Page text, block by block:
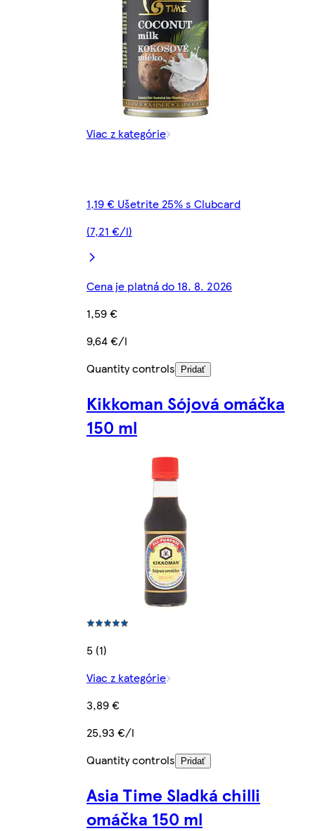
Viac z kategórie
1,19 € Ušetrite 25% s Clubcard
(7,21 €/l)
Cena je platná do 18. 8. 2026
1,59 €
9,64 €/l
Quantity controls
Pridať
Kikkoman Sójová omáčka
150 ml
5 (1)
Viac z kategórie
3,89 €
25,93 €/l
Quantity controls
Pridať
Asia Time Sladká chilli
omáčka 150 ml